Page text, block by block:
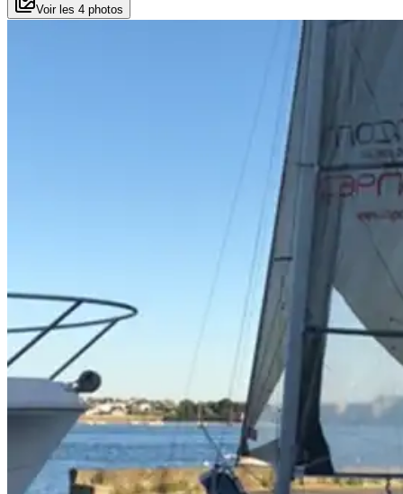
Voir les 4 photos